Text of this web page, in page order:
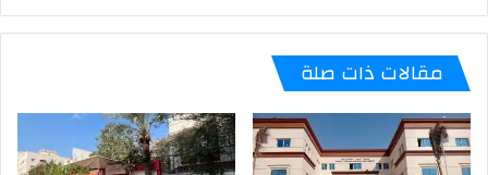
مقالات ذات صلة